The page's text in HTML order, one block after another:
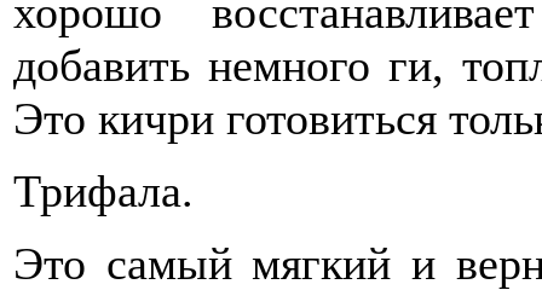
хорошо
добавить немного ги,
Это кичри готовиться
Трифала.
Это самый мягкий и